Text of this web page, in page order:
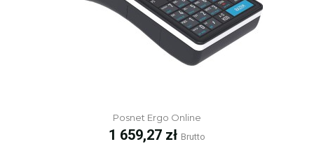
Posnet Ergo Online
Cena
1 659,27 zł Brutto